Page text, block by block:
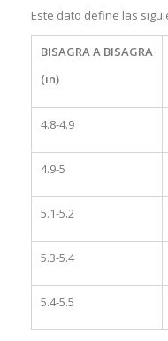
Este dato define las
BISAGRA A BISAGRA
(in)
4.8-4.9
4.9-5
5.1-5.2
5.3-5.4
5.4-5.5